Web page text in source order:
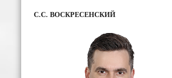
С.С. ВОСКРЕСЕНСКИЙ